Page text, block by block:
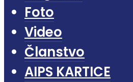
Foto
Video
Članstvo
AIPS KARTICE